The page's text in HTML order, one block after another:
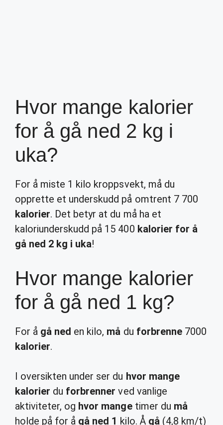
Hvor mange kalorier
for å gå ned 2 kg i
uka?
For å miste 1 kilo kroppsvekt, må du
opprette et underskudd på omtrent 7 700
kalorier. Det betyr at du må ha et
kaloriunderskudd på 15 400 kalorier for å
gå ned 2 kg i uka!
Hvor mange kalorier
for å gå ned 1 kg?
For å gå ned en kilo, må du forbrenne7000
kalorier.
I oversikten under ser du hvor mange
kalorier du forbrenner ved vanlige
aktiviteter, og hvor mangetimer du må
holde på for å gå ned 1 kilo. Å gå(4,8 km/t)